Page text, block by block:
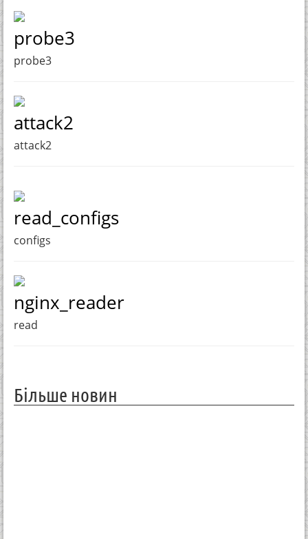
probe3
probe3
attack2
attack2
read_configs
configs
nginx_reader
read
Більше новин